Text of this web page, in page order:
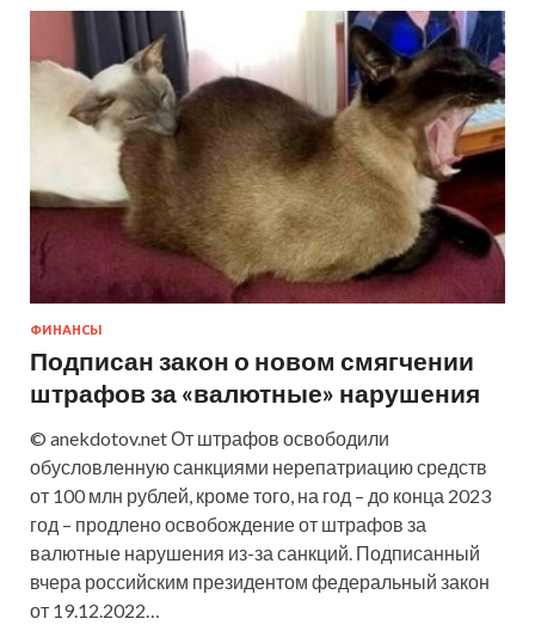
ФИНАНСЫ
Подписан закон о новом смягчении
штрафов за «валютные» нарушения
© anekdotov.net От штрафов освободили
обусловленную санкциями нерепатриацию средств
от 100 млн рублей, кроме того, на год – до конца 2023
год – продлено освобождение от штрафов за
валютные нарушения из-за санкций. Подписанный
вчера российским президентом федеральный закон
от 19.12.2022…